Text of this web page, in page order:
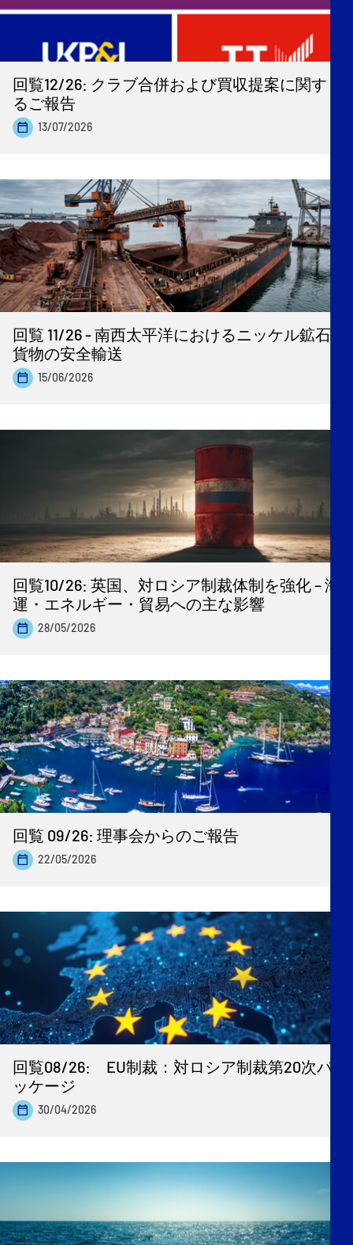
回覧12/26: クラブ合併および買収提案に関す
るご報告
13/07/2026
回覧 11/26 - 南西太平洋におけるニッケル鉱石
貨物の安全輸送
15/06/2026
回覧10/26: 英国、対ロシア制裁体制を強化 – 海
運・エネルギー・貿易への主な影響
28/05/2026
回覧 09/26: 理事会からのご報告
22/05/2026
回覧08/26: EU制裁：対ロシア制裁第20次パ
ッケージ
30/04/2026